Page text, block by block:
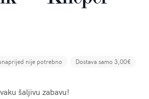
nije potrebno Dostava samo 3,00€
šaljivu zabavu!